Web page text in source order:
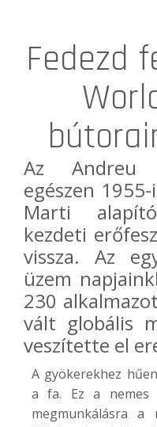
Fedezd
AzAndreu
egészen
Marti
kezdeti
vissza. Az
üzem
230
vált globális
veszítette el
A gyökerekhez
a fa. Ez a nemes
megmunkálásra a